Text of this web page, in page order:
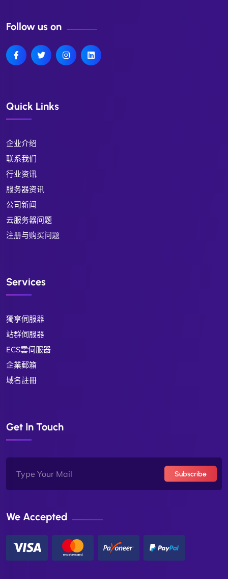
Follow us on
Quick Links
企业介绍
联系我们
行业资讯
服务器资讯
公司新闻
云服务器问题
注册与购买问题
Services
獨享伺服器
站群伺服器
ECS雲伺服器
企業郵箱
域名註冊
Get In Touch
Subscribe
We Accepted